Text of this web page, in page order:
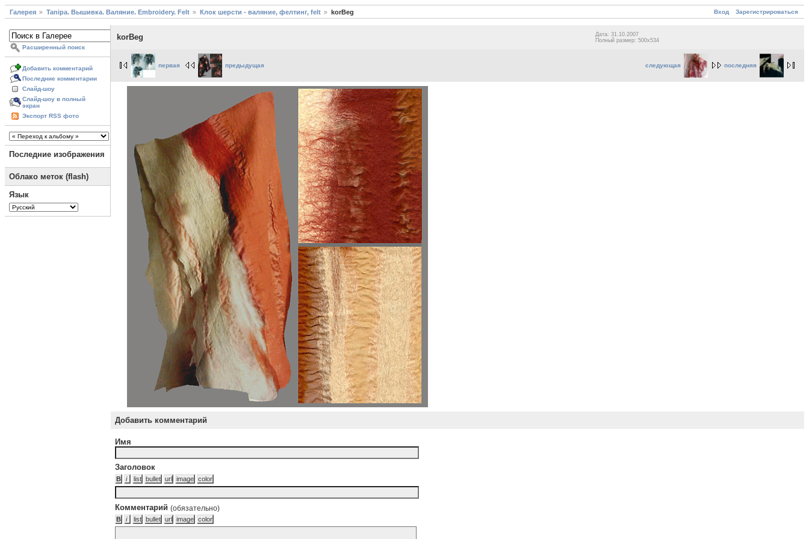
Вход Зарегистрироваться
Галерея Tanipa. Вышивка. Валяние. Embroidery. Felt Клок шерсти - валяние, фелтинг, felt korBeg
Расширенный поиск
Добавить комментарий
Последние комментарии
Слайд-шоу
Слайд-шоу в полный
экран
Экспорт RSS фото
Последние изображения
Облако меток (flash)
Язык
korBeg
Дата: 31.10.2007
Полный размер: 500x534
следующая последняя
первая предыдущая
Добавить комментарий
Имя
Заголовок
Комментарий (обязательно)